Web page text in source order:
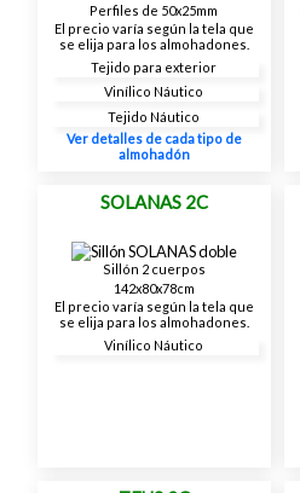
Perfiles de 50x25mm
El precio varía según la tela que
se elija para los almohadones.
Tejido para exterior
Vinílico Náutico
Tejido Náutico
Ver detalles de cada tipo de
almohadón
SOLANAS 2C
Sillón 2 cuerpos
142x80x78cm
El precio varía según la tela que
se elija para los almohadones.
Vinílico Náutico